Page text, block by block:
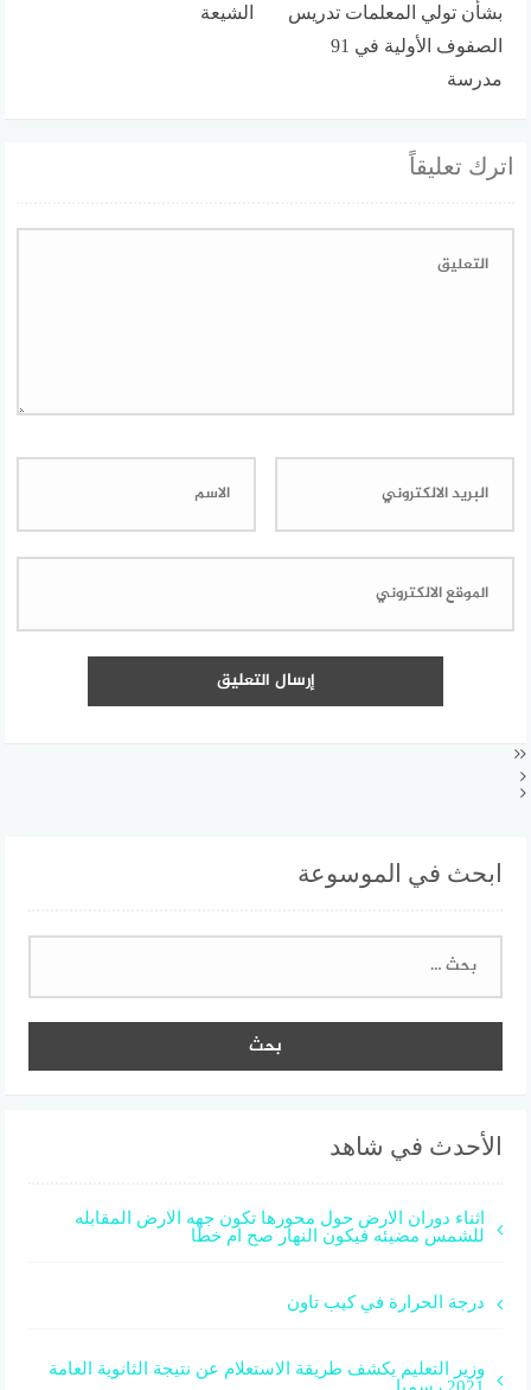
بشأن تولي المعلمات تدريس
الصفوف الأولية في 91
مدرسة
الشيعة
اترك تعليقاً
ابحث في الموسوعة
البحث
الأحدث في شاهد
اثناء دوران الارض حول محورها تكون جهه الارض المقابله
للشمس مضيئه فيكون النهار صح ام خطا
درجة الحرارة في كيب تاون
وزير التعليم يكشف طريقة الاستعلام عن نتيجة الثانوية العامة
2021 رسميا